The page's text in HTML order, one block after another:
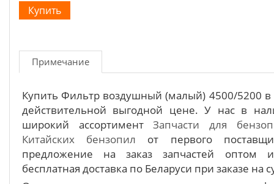
Примечание
Купить Фильтр воздушный (малый) 4500/5200
действительной выгодной цене. У нас в
широкий ассортиментЗапчасти для
Китайских бензопил от первого
предложение на заказ запчастей оптом
бесплатная доставка по Беларуси при заказе на